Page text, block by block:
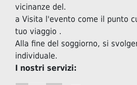
vicinanze del.
a Visita l'evento come il punto
tuo viaggio .
Alla fine del soggiorno, si
individuale.
I nostri servizi: